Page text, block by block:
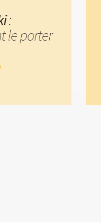
:
le porter